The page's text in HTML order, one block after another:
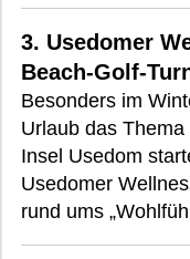
3. Usedomer
Beach-Golf-
Besonders im
Urlaub das Thema
Insel Usedom
Usedomer
rund ums